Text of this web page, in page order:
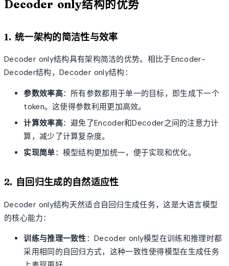
Decoder only结构的优势
1. 统一架构的简洁性与效率
Decoder only结构具有架构简洁的优势。相比于Encoder-
Decoder结构，Decoder only结构：
参数效率高：所有参数都用于单一的目标，即生成下一个
token。这使得参数利用更加高效。
计算效率高：避免了Encoder和Decoder之间的注意力计
算，减少了计算复杂度。
实现简单：模型结构更加统一，便于实现和优化。
2. 自回归生成的自然适应性
Decoder only结构天然适合自回归生成任务，这是大语言模型
的核心能力：
训练与推理一致性：Decoder only模型在训练和推理时都
采用相同的自回归方式，这种一致性使得模型在生成任务